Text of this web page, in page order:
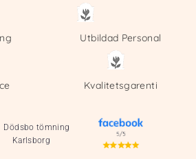
Utbildad Personal
Kvalitetsgarenti